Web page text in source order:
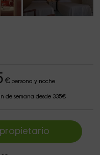
€persona y noche
de semana desde 335€
propietario